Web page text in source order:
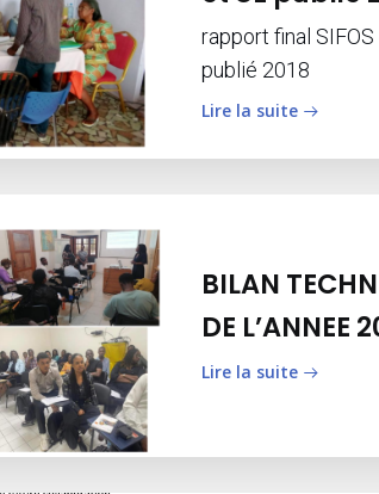
rapport final SIFOS
publié 2018
Lire la suite
BILAN
DE L’ANNEE
Lire la suite